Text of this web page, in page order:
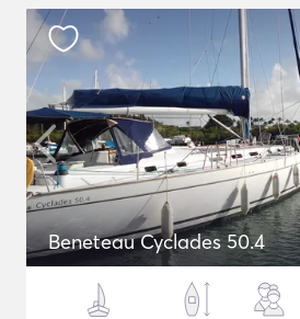
Beneteau Cyclades 50.4